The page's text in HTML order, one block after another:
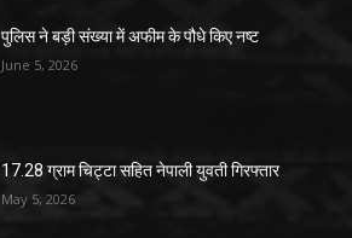
पुलिस ने बड़ी संख्या में अफीम के पौधे किए नष्ट
June 5, 2026
17.28 ग्राम चिट्टा सहित नेपाली युवती गिरफ्तार
May 5, 2026